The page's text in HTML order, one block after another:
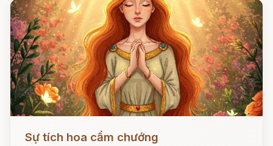
Sự tích hoa cẩm chướng